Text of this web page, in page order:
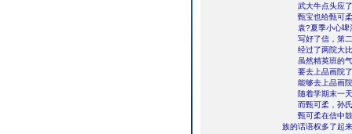
武大牛点头应
甄宝也给甄可柔
袁?夏季小心啤酒
写好了信，第二
经过了两院大比
虽然精英班的气
要去上品画院了
能够去上品画院
随着学期末一天
而甄可柔，孙氏
甄可柔在信中鼓
族的话语权多了起